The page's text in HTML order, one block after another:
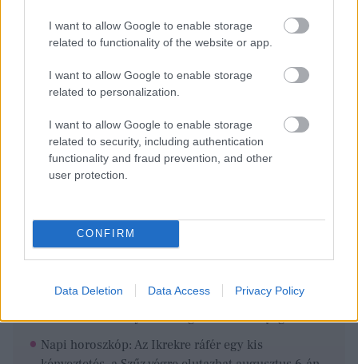
I want to allow Google to enable storage
related to functionality of the website or app.
I want to allow Google to enable storage
related to personalization.
I want to allow Google to enable storage
related to security, including authentication
functionality and fraud prevention, and other
user protection.
CONFIRM
Data Deletion Data Access Privacy Policy
Ezeket olvastad már?
Rá sem ismernél a 22 éves Demi Moore-ra, amikor
életében először jelent meg a vörös szőnyegen
Napi horoszkóp: Az Ikrekre ráfér egy kis